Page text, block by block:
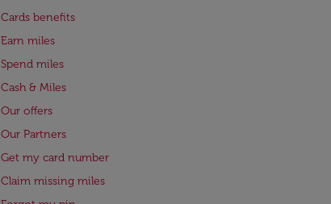
Cards benefits
Earn miles
Spend miles
Cash & Miles
Our offers
Our Partners
Get my card number
Claim missing miles